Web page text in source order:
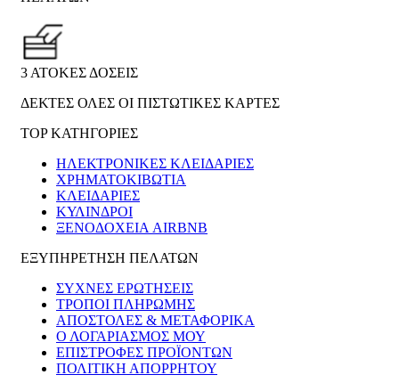
3 ΑΤΟΚΕΣ ΔΟΣΕΙΣ
ΔΕΚΤΕΣ ΟΛΕΣ ΟΙ ΠΙΣΤΩΤΙΚΕΣ ΚΑΡΤΕΣ
TOP ΚΑΤΗΓΟΡΙΕΣ
ΗΛΕΚΤΡΟΝΙΚΈΣ ΚΛΕΙΔΑΡΙΈΣ
ΧΡΗΜΑΤΟΚΙΒΏΤΙΑ
ΚΛΕΙΔΑΡΙΈΣ
ΚΎΛΙΝΔΡΟΙ
ΞΕΝΟΔΟΧΕΊΑ AIRBNB
ΕΞΥΠΗΡΕΤΗΣΗ ΠΕΛΑΤΩΝ
ΣΥΧΝΕΣ ΕΡΩΤΗΣΕΙΣ
ΤΡΟΠΟΙ ΠΛΗΡΩΜΗΣ
ΑΠΟΣΤΟΛΕΣ & ΜΕΤΑΦΟΡΙΚΑ
Ο ΛΟΓΑΡΙΑΣΜΟΣ ΜΟΥ
ΕΠΙΣΤΡΟΦΕΣ ΠΡΟΪΟΝΤΩΝ
ΠΟΛΙΤΙΚΗ ΑΠΟΡΡΗΤΟΥ